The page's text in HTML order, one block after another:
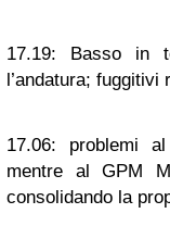
17.19: Basso in
l’andatura;
17.06: problemi
mentre al GPM
consolidando la